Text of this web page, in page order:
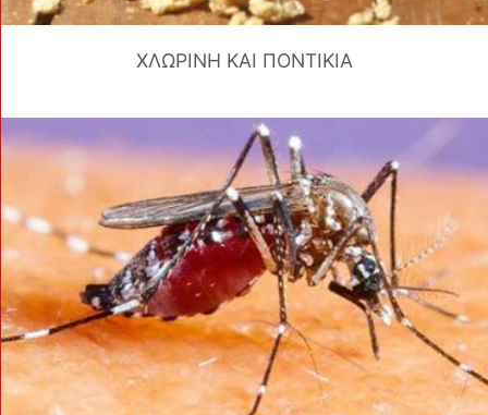
ΧΛΩΡΙΝΗ ΚΑΙ ΠΟΝΤΙΚΙΑ